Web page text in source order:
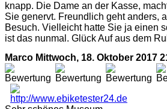
knapp. Die Dame an der Kasse,
Sie genervt. Freundlich geht anders,
Besuch. Vielleicht hatte Sie ja einen
ist das nunmal. Glück Auf aus dem
Marco Mittwoch, 18. Oktober 2017